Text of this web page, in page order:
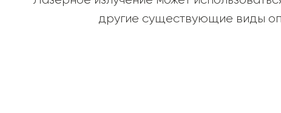
другие существующие виды